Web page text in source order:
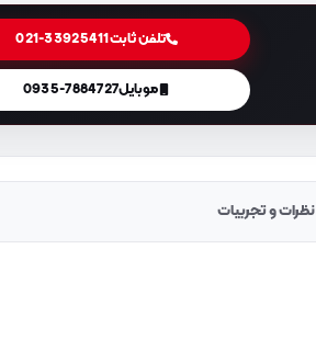
تلفن ثابت021-33925411
موبایل0935-7884727
نظرات و تجربیات